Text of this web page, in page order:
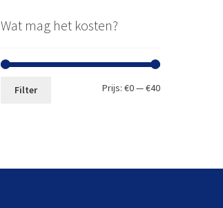
Wat mag het kosten?
Min.
Max.
Filter Prijs:€0—€40